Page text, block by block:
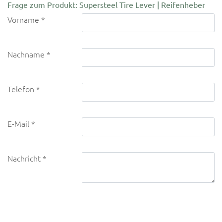
Frage zum Produkt: Supersteel Tire Lever | Reifenheber
Vorname
Nachname
Telefon
E-Mail
Nachricht